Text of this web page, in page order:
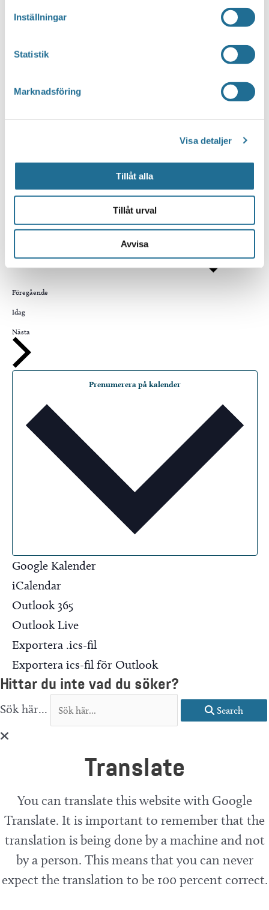
Inställningar
Statistik
Marknadsföring
Visa detaljer
Tillåt alla
Tillåt urval
Avvisa
Föregående
Idag
Nästa
Prenumerera på kalender
Google Kalender
iCalendar
Outlook 365
Outlook Live
Exportera .ics-fil
Exportera ics-fil för Outlook
Hittar du inte vad du söker?
Sök här... Search
Translate
You can translate this website with Google
Translate. It is important to remember that the
translation is being done by a machine and not
by a person. This means that you can never
expect the translation to be 100 percent correct.